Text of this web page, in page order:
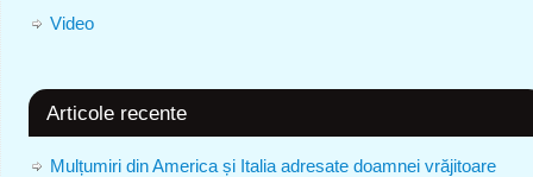
Video
Articole recente
Mulțumiri din America și Italia adresate doamnei vrăjitoare